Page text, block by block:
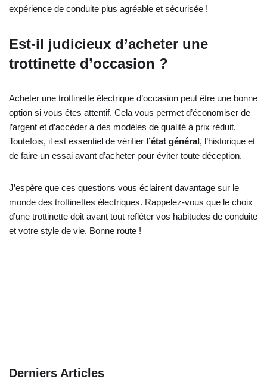
expérience de conduite plus agréable et sécurisée !
Est-il judicieux d’acheter une
trottinette d’occasion ?
Acheter une trottinette électrique d’occasion peut être une bonne
option si vous êtes attentif. Cela vous permet d’économiser de
l’argent et d’accéder à des modèles de qualité à prix réduit.
Toutefois, il est essentiel de vérifier l’état général, l’historique et
de faire un essai avant d’acheter pour éviter toute déception.
J’espère que ces questions vous éclairent davantage sur le
monde des trottinettes électriques. Rappelez-vous que le choix
d’une trottinette doit avant tout refléter vos habitudes de conduite
et votre style de vie. Bonne route !
Derniers Articles